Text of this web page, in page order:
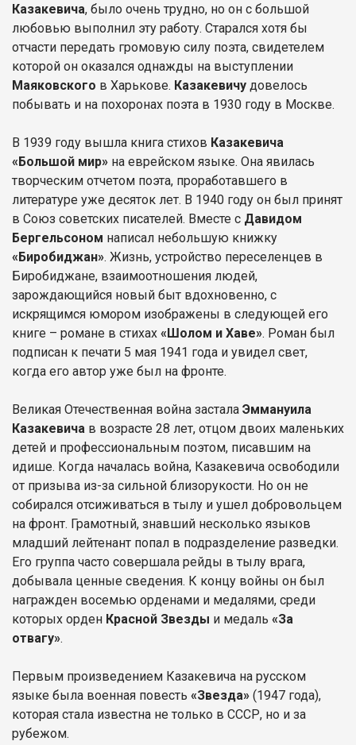
Казакевича, было очень трудно, но он с большой
любовью выполнил эту работу. Старался хотя бы
отчасти передать громовую силу поэта, свидетелем
которой он оказался однажды на выступлении
Маяковского в Харькове. Казакевичу довелось
побывать и на похоронах поэта в 1930 году в Москве.
В 1939 году вышла книга стихов Казакевича
«Большой мир» на еврейском языке. Она явилась
творческим отчетом поэта, проработавшего в
литературе уже десяток лет. В 1940 году он был принят
в Союз советских писателей. Вместе с Давидом
Бергельсоном написал небольшую книжку
«Биробиджан». Жизнь, устройство переселенцев в
Биробиджане, взаимоотношения людей,
зарождающийся новый быт вдохновенно, с
искрящимся юмором изображены в следующей его
книге – романе в стихах «Шолом и Хаве». Роман был
подписан к печати 5 мая 1941 года и увидел свет,
когда его автор уже был на фронте.
Великая Отечественная война застала Эммануила
Казакевича в возрасте 28 лет, отцом двоих маленьких
детей и профессиональным поэтом, писавшим на
идише. Когда началась война, Казакевича освободили
от призыва из-за сильной близорукости. Но он не
собирался отсиживаться в тылу и ушел добровольцем
на фронт. Грамотный, знавший несколько языков
младший лейтенант попал в подразделение разведки.
Его группа часто совершала рейды в тылу врага,
добывала ценные сведения. К концу войны он был
награжден восемью орденами и медалями, среди
которых орден Красной Звезды и медаль «За
отвагу».
Первым произведением Казакевича на русском
языке была военная повесть «Звезда» (1947 года),
которая стала известна не только в СССР, но и за
рубежом.